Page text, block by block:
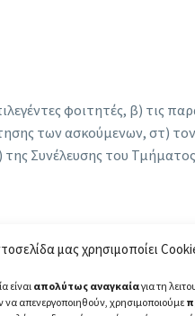
μας χρησιμοποίει
είναι απολύτως αναγκαίαγια τη
να απενεργοποιηθούν, χρησιμοποιούμε
φοιτητές, β) τις
των ασκούμενων, στ)
της Συνέλευσης του Τμήματος